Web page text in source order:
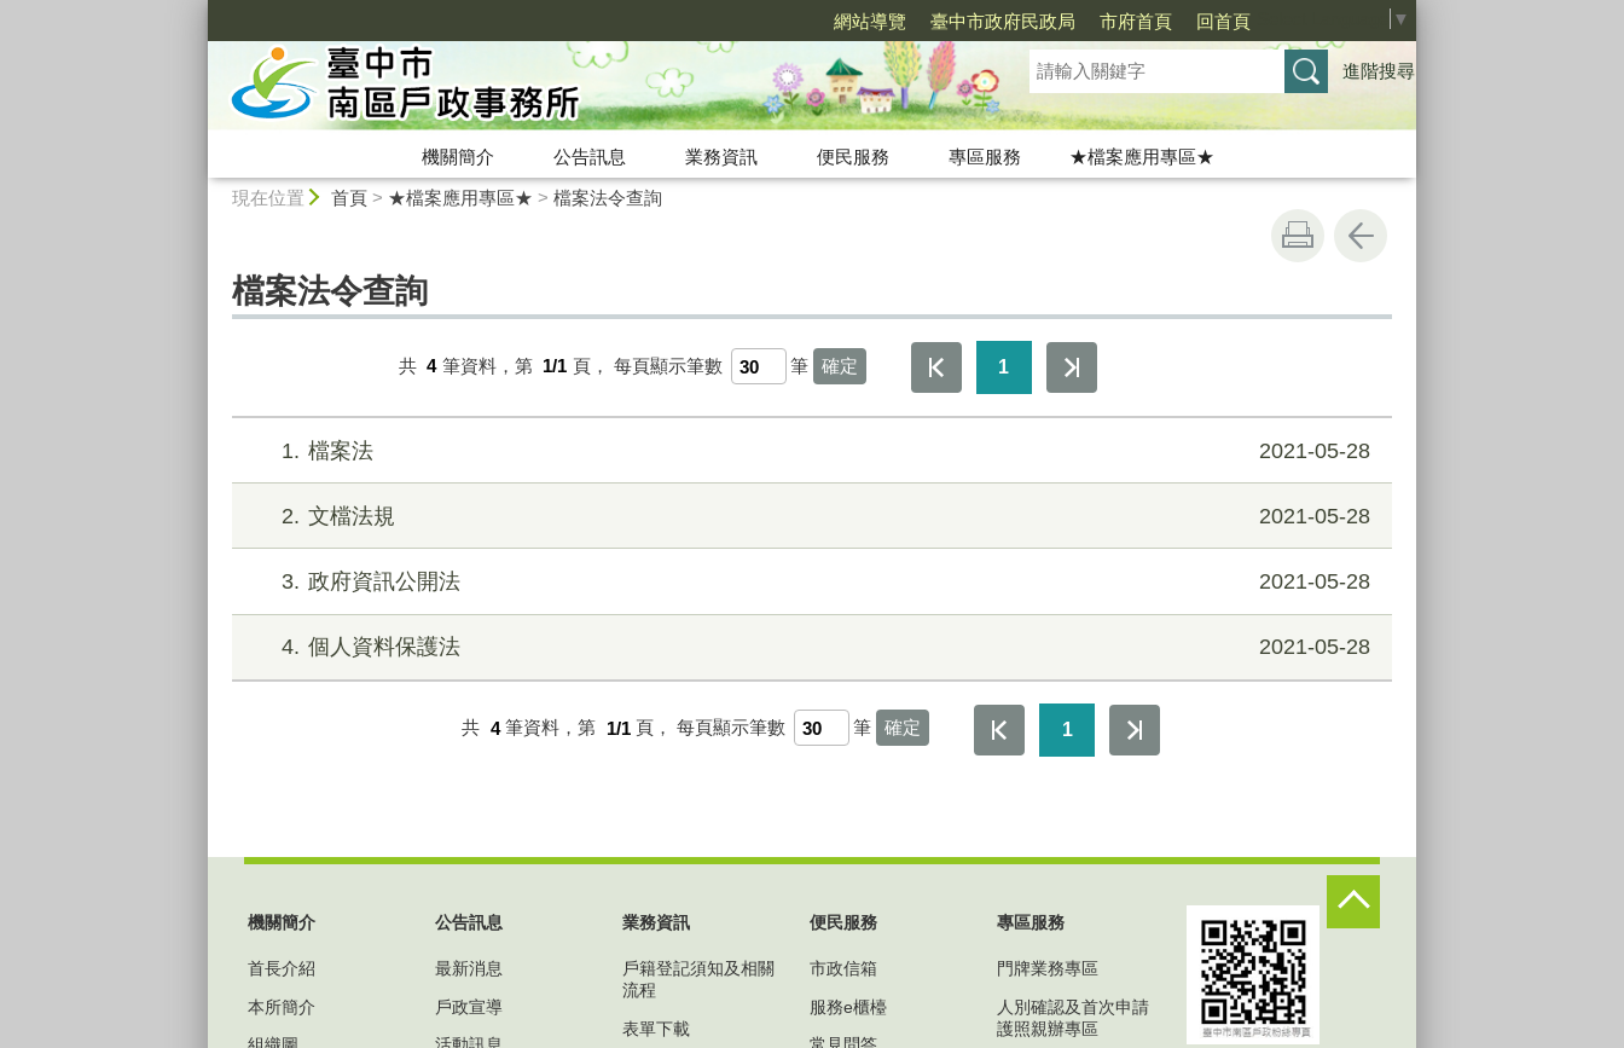
網站導覽 臺中市政府民政局 市府首頁 回首頁 ▼
進階搜尋
機關簡介 公告訊息 業務資訊 便民服務 專區服務
★檔案應用專區★
現在位置 首頁> ★檔案應用專區★ > 檔案法令查詢
檔案法令查詢
共 4 筆資料，第 1/1 頁， 每頁顯示筆數 筆 1
1 檔案法 2021-05-28
2 文檔法規 2021-05-28
3 政府資訊公開法 2021-05-28
4 個人資料保護法 2021-05-28
共 4 筆資料，第 1/1 頁， 每頁顯示筆數 筆 1
機關簡介
首長介紹
本所簡介
公告訊息
最新消息
戶政宣導
業務資訊
戶籍登記須知及相關
流程
表單下載
便民服務
市政信箱
服務e櫃檯
專區服務
門牌業務專區
人別確認及首次申請
護照親辦專區